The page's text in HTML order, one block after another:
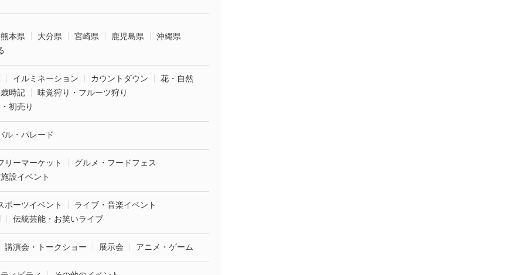
熊本県 大分県 宮崎県 鹿児島県
沖縄県
イルミネーション カウントダウン
花・自然
時記
味覚狩り・フルーツ狩り
初売り
ル・パレード
リーマーケット
グルメ・フードフェス
設イベント
ポーツイベント
ライブ・音楽イベント
伝統芸能・お笑いライブ
講演会・トークショー 展示会 アニメ・ゲーム